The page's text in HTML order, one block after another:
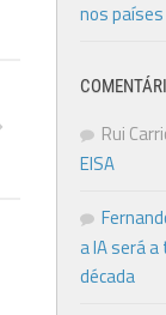
nos
Rui
EISA
a IA será
década